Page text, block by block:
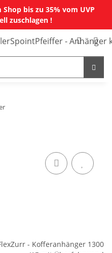
bis zu 35% vom UVP
zuschlagen !